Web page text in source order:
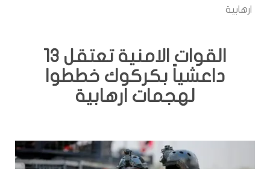
ارهابية
القوات الامنية تعتقل 13
داعشياً بكركوك خططوا
لهجمات ارهابية